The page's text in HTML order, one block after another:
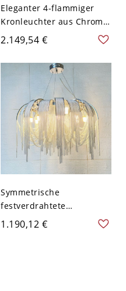
Eleganter 4-flammiger
Kronleuchter aus Chrom-
Edelstahllegierung mit
Fernbedienung,
stufenloser Dimmung und
Champagnerkristallen - 4
Schichte 110V-120V 60,96
2.149,54 €
Symmetrische
festverdrahtete
Kabelschirm
höhenverstellbare Chrom-
1.190,12 €